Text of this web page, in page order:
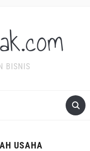
BISNIS
USAHA